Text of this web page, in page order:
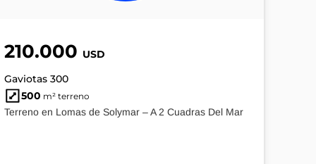
210.000 USD
Gaviotas 300
500 m² terreno
Terreno en Lomas de Solymar – A 2 Cuadras Del Mar